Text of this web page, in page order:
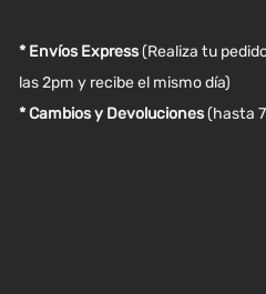
* Envíos Express(Realiza tu
las 2pm y recibe el mismo día)
* Cambios y Devoluciones (hasta